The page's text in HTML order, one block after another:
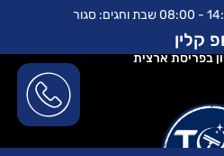
קלין
בפריסת ארצית